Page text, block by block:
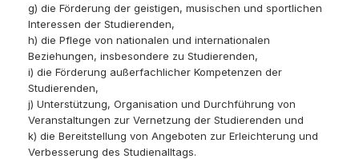
g) die Förderung der geistigen, musischen und sportlichen
Interessen der Studierenden,
h) die Pflege von nationalen und internationalen
Beziehungen, insbesondere zu Studierenden,
i) die Förderung außerfachlicher Kompetenzen der
Studierenden,
j) Unterstützung, Organisation und Durchführung von
Veranstaltungen zur Vernetzung der Studierenden und
k) die Bereitstellung von Angeboten zur Erleichterung und
Verbesserung des Studienalltags.